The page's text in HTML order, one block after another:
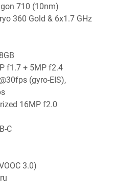
710 (10nm)
360 Gold & 6x1.7 GHz
f1.7 + 5MP f2.4
(gyro-EIS),
16MP f2.0
C
3.0)